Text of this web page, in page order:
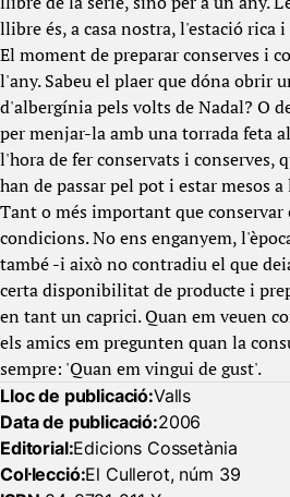
llibre és, a casa nostra, l'estació rica i
El moment de preparar conserves i
l'any. Sabeu el plaer que dóna obrir
d'albergínia pels volts de Nadal? O
per menjar-la amb una torrada feta
l'hora de fer conservats i conserves,
han de passar pel pot i estar mesos
Tant o més important que
condicions. No ens enganyem,
també -i això no contradiu el que
certa disponibilitat de producte i
en tant un caprici. Quan em veuen
els amics em pregunten quan la
sempre: 'Quan em vingui de gust'.
Lloc de publicació:Valls
Data de publicació:2006
Editorial:Edicions Cossetània
Col·lecció:El Cullerot, núm 39